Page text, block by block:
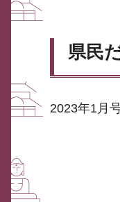
県民
2023年1月